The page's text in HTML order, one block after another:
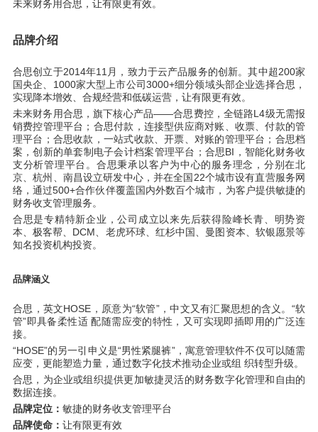
未来财务用合思，让有限更有效。
品牌介绍
合思创立于2014年11月，致力于云产品服务的创新。其中超200家
国央企、1000家大型上市公司3000+细分领域头部企业选择合思，
实现降本增效、合规经营和低碳运营，让有限更有效。
未来财务用合思，旗下核心产品——合思费控，全链路L4级无需报
销费控管理平台；合思付款，连接型供应商对账、收票、付款的管
理平台；合思收款，一站式收款、开票、对账的管理平台；合思档
案，创新的单套制电子会计档案管理平台；合思BI，智能化财务收
支分析管理平台。合思秉承以客户为中心的服务理念，分别在北
京、杭州、南昌设立研发中心，并在全国22个城市设有直营服务网
络，通过500+合作伙伴覆盖国内外数百个城市，为客户提供敏捷的
财务收支管理服务。
合思是专精特新企业，公司成立以来先后获得险峰长青、明势资
本、极客帮、DCM、老虎环球、红杉中国、曼图资本、软银愿景等
知名投资机构投资。
品牌涵义
合思，英文HOSE，原意为“软管”，中文又有汇聚思想的含义。“软
管”即具备柔性适 配随需应变的特性，又可实现即插即用的广泛连
接。
“HOSE”的另一引申义是“男性紧腿裤”，寓意管理软件不仅可以随需
应变，更能塑造力量，通过数字化技术推动企业或组 织转型升级。
合思，为企业或组织提供更加敏捷灵活的财务数字化管理和自由的
数据连接。
品牌定位： 敏捷的财务收支管理平台
品牌使命： 让有限更有效